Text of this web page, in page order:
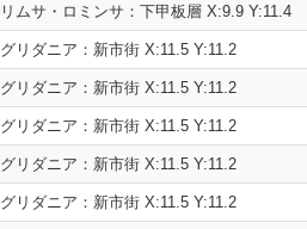
リムサ・ロミンサ：下甲板層 X:9.9 Y:11.4
グリダニア：新市街 X:11.5 Y:11.2
グリダニア：新市街 X:11.5 Y:11.2
グリダニア：新市街 X:11.5 Y:11.2
グリダニア：新市街 X:11.5 Y:11.2
グリダニア：新市街 X:11.5 Y:11.2